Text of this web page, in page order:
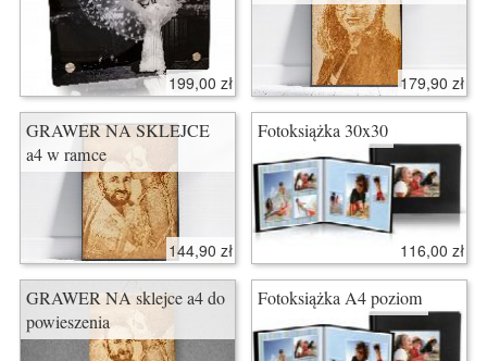
199,00 zł 179,90 zł
GRAWER NA SKLEJCE
a4 w ramce
144,90 zł
Fotoksiążka 30x30
116,00 zł
GRAWER NA sklejce a4 do
powieszenia
Fotoksiążka A4 poziom